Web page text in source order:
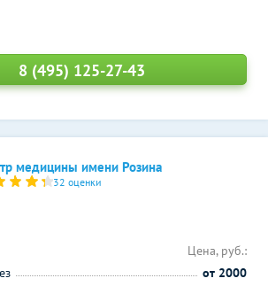
8 (495) 125-27-43
медицины имени Розина
32 оценки
Цена, руб.:
от 2000